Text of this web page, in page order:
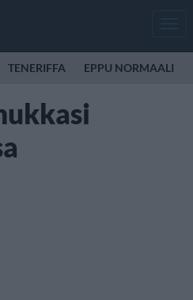
TENERIFFA EPPU NORMAALI